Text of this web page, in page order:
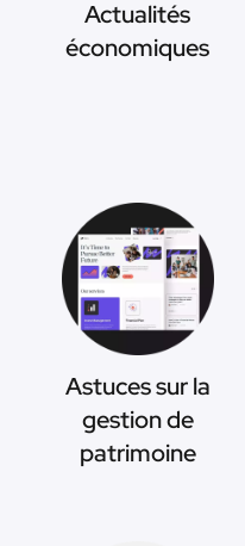
Actualités
économiques
Astuces sur la
gestion de
patrimoine